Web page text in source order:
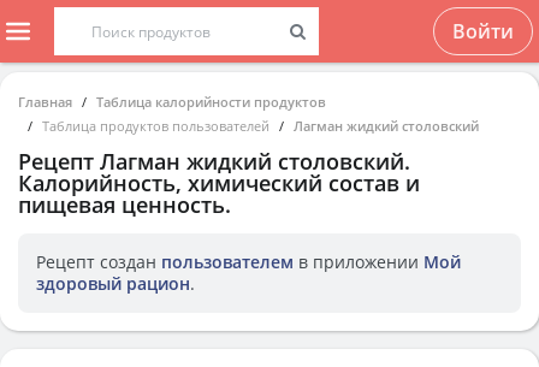
Войти
Главная
Таблица калорийности продуктов
Таблица продуктов пользователей
Лагман жидкий столовский
Рецепт Лагман жидкий столовский.
Калорийность, химический состав и
пищевая ценность.
Рецепт создан пользователем в приложении Мой
здоровый рацион.